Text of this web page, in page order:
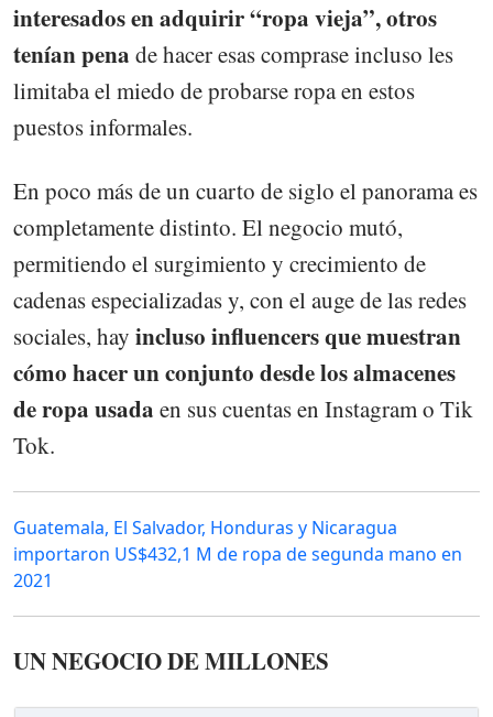
interesados en adquirir “ropa vieja”, otros
tenían pena de hacer esas comprase incluso les
limitaba el miedo de probarse ropa en estos
puestos informales.
En poco más de un cuarto de siglo el panorama es
completamente distinto. El negocio mutó,
permitiendo el surgimiento y crecimiento de
cadenas especializadas y, con el auge de las redes
sociales, hay incluso influencers que muestran
cómo hacer un conjunto desde los almacenes
de ropa usada en sus cuentas en Instagram o Tik
Tok.
Guatemala, El Salvador, Honduras y Nicaragua
importaron US$432,1 M de ropa de segunda mano en
2021
UN NEGOCIO DE MILLONES